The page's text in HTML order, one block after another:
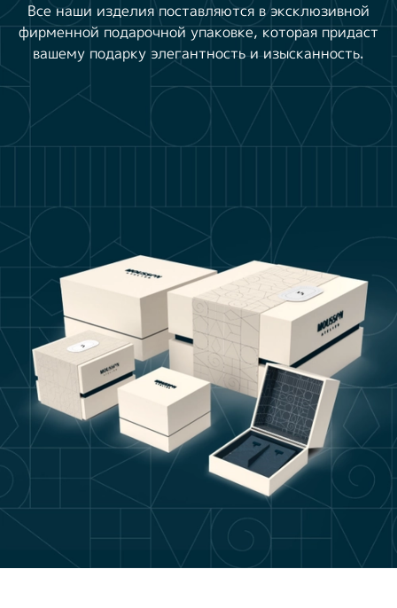
Все наши изделия поставляются в эксклюзивной
фирменной подарочной упаковке, которая придаст
вашему подарку элегантность и изысканность.